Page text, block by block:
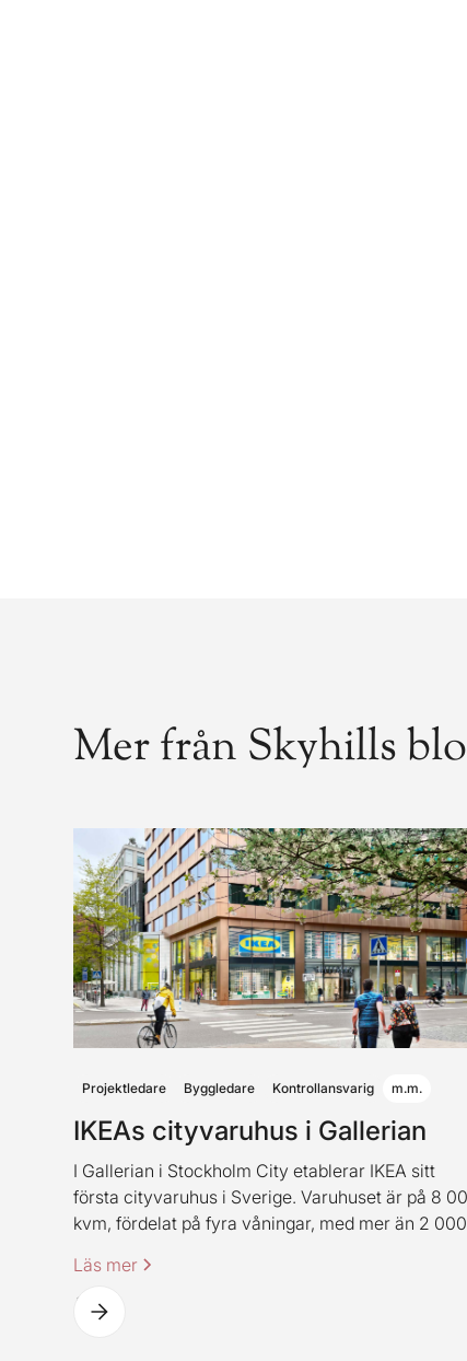
Mer från Skyhills
Projektledare Byggledare Kontrollansvarig m.m.
IKEAs cityvaruhus i Gallerian
I Gallerian i Stockholm City etablerar IKEA sitt
första cityvaruhus i Sverige. Varuhuset är på 8
kvm, fördelat på fyra våningar, med mer än 2 000
klassiska restaurangkoncept (dock i en ny
spännande tappning).
Läs mer